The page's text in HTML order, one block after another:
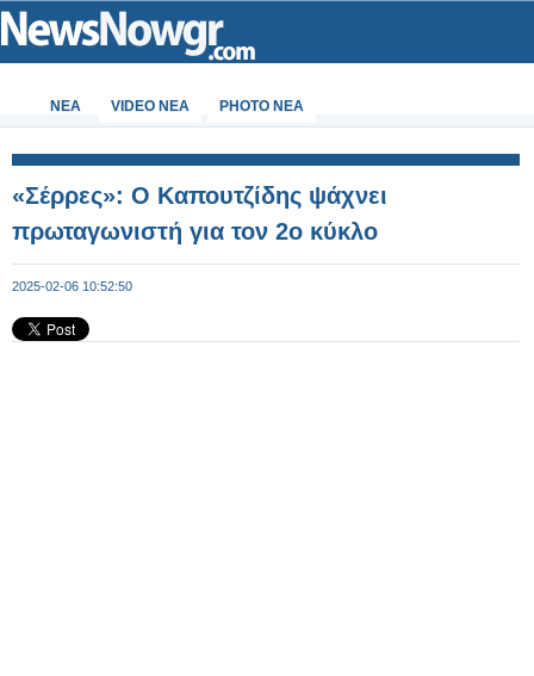
ΝΕΑ VIDEO NEA PHOTO NEA
«Σέρρες»: Ο Καπουτζίδης ψάχνει
πρωταγωνιστή για τον 2ο κύκλο
2025-02-06 10:52:50